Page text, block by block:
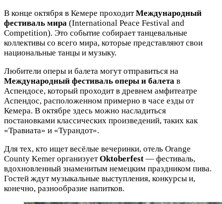
В конце октября в Кемере проходитМеждународный
фестиваль мира (International Peace Festival and
Competition). Это событие собирает танцевальные
коллективы со всего мира, которые представляют свои
национальные танцы и музыку.
Любители оперы и балета могут отправиться на
Международный фестиваль оперы и балета в
Аспендосе, который проходит в древнем амфитеатре
Аспендос, расположенном примерно в часе езды от
Кемера. В октябре здесь можно насладиться
постановками классических произведений, таких как
«Травиата» и «Турандот».
Для тех, кто ищет весёлые вечеринки, отель Orange
County Kemer организуетOktoberfest — фестиваль,
вдохновленный знаменитым немецким праздником пива.
Гостей ждут музыкальные выступления, конкурсы и,
конечно, разнообразие напитков.